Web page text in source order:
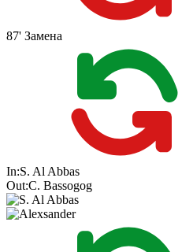
87' Замена
In:S. Al Abbas
Out:C. Bassogog